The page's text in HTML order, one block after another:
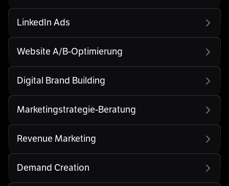
LinkedIn Ads
Website A/B-Optimierung
Digital Brand Building
Marketingstrategie-Beratung
Revenue Marketing
Demand Creation